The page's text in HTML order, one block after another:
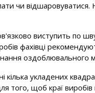
чи відшаровуватися.
виступить по
фахівці
оздоблювального
кілька укладених
того, щоб краї